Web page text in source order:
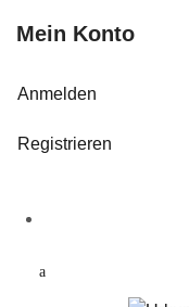
Mein Konto
Anmelden
Registrieren